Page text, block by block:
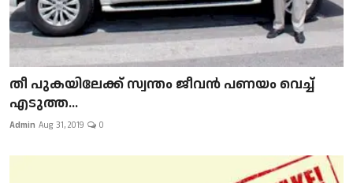
​​​​​​​തീ പുകയിലേക്ക് സ്വന്തം ജീവന്‍ പണയം വെച്ച്
എടുത്ത...
Admin Aug 31, 2019 0